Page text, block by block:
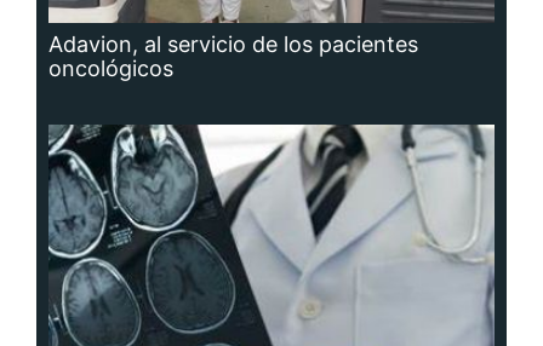
Adavion, al servicio de los pacientes
oncológicos